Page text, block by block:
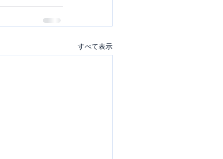
すべて表示